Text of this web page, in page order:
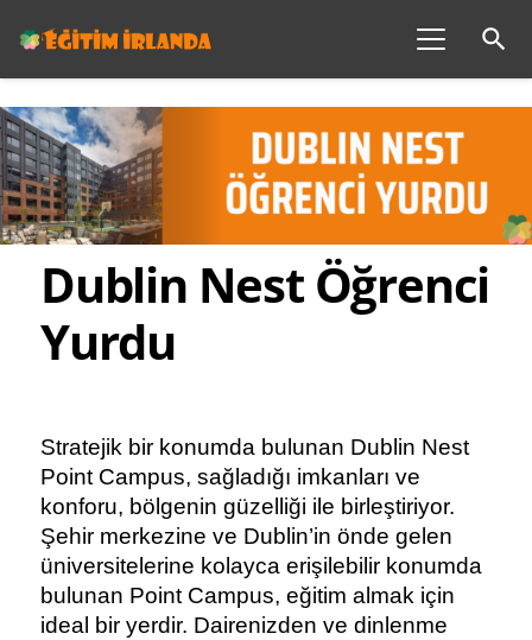
search
Dublin Nest Öğrenci
Yurdu
Stratejik bir konumda bulunan Dublin Nest
Point Campus, sağladığı imkanları ve
konforu, bölgenin güzelliği ile birleştiriyor.
Şehir merkezine ve Dublin’in önde gelen
üniversitelerine kolayca erişilebilir konumda
bulunan Point Campus, eğitim almak için
ideal bir yerdir. Dairenizden ve dinlenme